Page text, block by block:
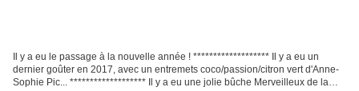
Il y a eu le passage à la nouvelle année ! ******************* Il y a eu un
dernier goûter en 2017, avec un entremets coco/passion/citron vert d'Anne-
Sophie Pic... ******************* Il y a eu une jolie bûche Merveilleux de la